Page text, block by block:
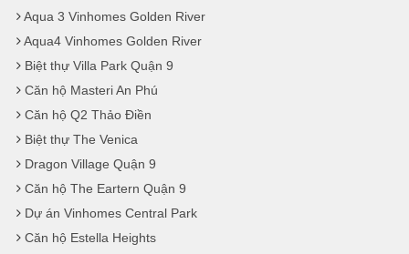
Aqua 3 Vinhomes Golden River
Aqua4 Vinhomes Golden River
Biệt thự Villa Park Quận 9
Căn hộ Masteri An Phú
Căn hộ Q2 Thảo Điền
Biệt thự The Venica
Dragon Village Quận 9
Căn hộ The Eartern Quận 9
Dự án Vinhomes Central Park
Căn hộ Estella Heights